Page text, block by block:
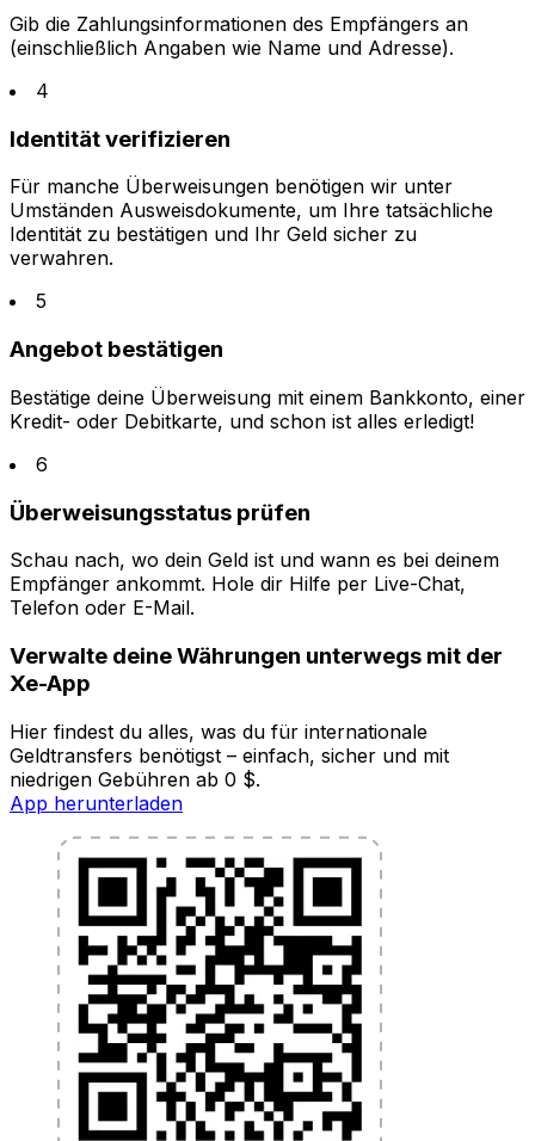
Gib die Zahlungsinformationen des Empfängers an
(einschließlich Angaben wie Name und Adresse).
4
Identität verifizieren
Für manche Überweisungen benötigen wir unter
Umständen Ausweisdokumente, um Ihre tatsächliche
Identität zu bestätigen und Ihr Geld sicher zu
verwahren.
5
Angebot bestätigen
Bestätige deine Überweisung mit einem Bankkonto, einer
Kredit- oder Debitkarte, und schon ist alles erledigt!
6
Überweisungsstatus prüfen
Schau nach, wo dein Geld ist und wann es bei deinem
Empfänger ankommt. Hole dir Hilfe per Live-Chat,
Telefon oder E-Mail.
Verwalte deine Währungen unterwegs mit der
Xe-App
Hier findest du alles, was du für internationale
Geldtransfers benötigst – einfach, sicher und mit
niedrigen Gebühren ab 0 $.
App herunterladen